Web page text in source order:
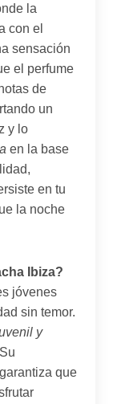
la
con el
sensación
el perfume
de
un
y lo
en la base
en tu
la noche
Ibiza?
jóvenes
sin temor.
y
que